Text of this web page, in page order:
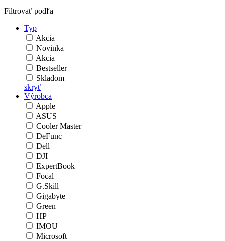
Filtrovať podľa
Typ
Akcia
Novinka
Akcia
Bestseller
Skladom
skryť
Výrobca
Apple
ASUS
Cooler Master
DeFunc
Dell
DJI
ExpertBook
Focal
G.Skill
Gigabyte
Green
HP
IMOU
Microsoft